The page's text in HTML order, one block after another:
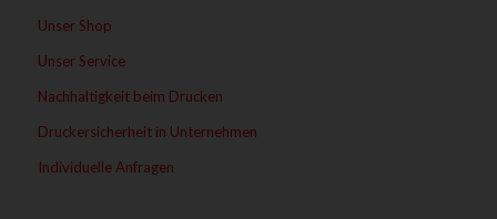
Unser Shop
Unser Service
Nachhaltigkeit beim Drucken
Druckersicherheit in Unternehmen
Individuelle Anfragen